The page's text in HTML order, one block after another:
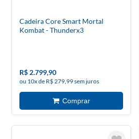
Cadeira Core Smart Mortal
Kombat - Thunderx3
R$ 2.799,90
ou 10x de R$ 279,99 sem juros